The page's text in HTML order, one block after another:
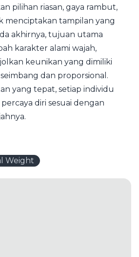
pilihan riasan, gaya rambut,
menciptakan tampilan yang
akhirnya, tujuan utama
karakter alami wajah,
keunikan yang dimiliki
dan proporsional.
yang tepat, setiap individu
diri sesuai dengan
Weight